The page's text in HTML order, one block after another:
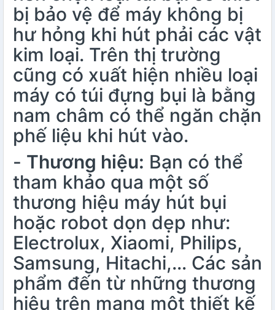
bị bảo vệ để máy không bị
hư hỏng khi hút phải các vật
kim loại. Trên thị trường
cũng có xuất hiện nhiều loại
máy có túi đựng bụi là bằng
nam châm có thể ngăn chặn
phế liệu khi hút vào.
- Thương hiệu: Bạn có thể
tham khảo qua một số
thương hiệu máy hút bụi
hoặc robot dọn dẹp như:
Electrolux, Xiaomi, Philips,
Samsung, Hitachi,… Các sản
phẩm đến từ những thương
hiệu trên mang một thiết kế